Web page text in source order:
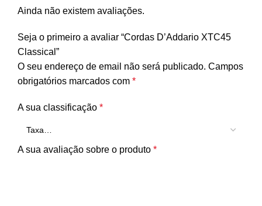
Ainda não existem avaliações.
Seja o primeiro a avaliar “Cordas D’Addario XTC45
Classical”
O seu endereço de email não será publicado. Campos
obrigatórios marcados com *
A sua classificação *
A sua avaliação sobre o produto *